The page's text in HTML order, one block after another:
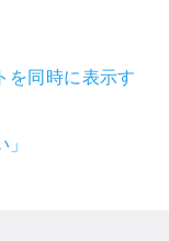
を同時に表示す